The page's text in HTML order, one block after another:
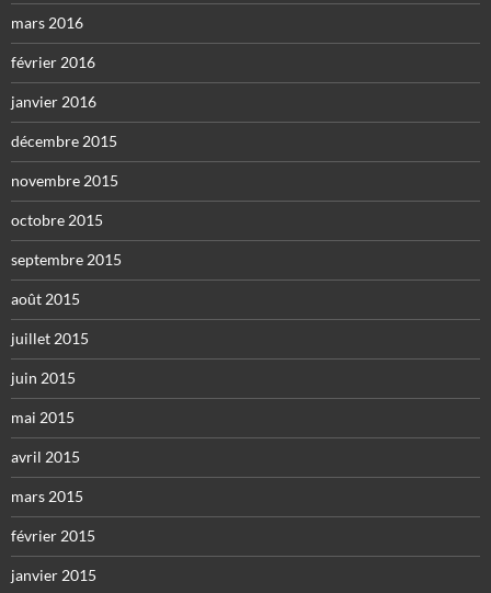
mars 2016
février 2016
janvier 2016
décembre 2015
novembre 2015
octobre 2015
septembre 2015
août 2015
juillet 2015
juin 2015
mai 2015
avril 2015
mars 2015
février 2015
janvier 2015